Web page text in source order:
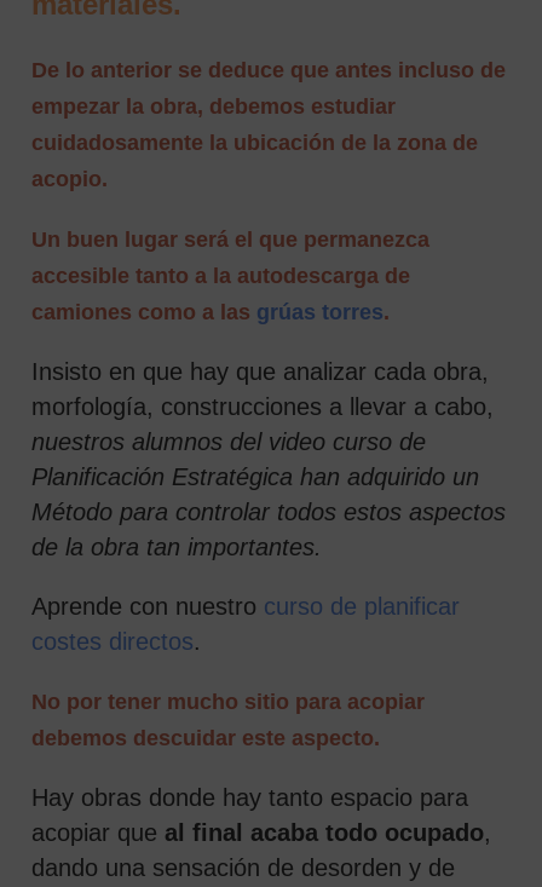
De lo anterior se deduce que antes incluso de
empezar la obra, debemos estudiar
cuidadosamente la ubicación de la zona de
acopio.
Un buen lugar será el que permanezca
accesible tanto a la autodescarga de
camiones como a las grúas torres.
Insisto en que hay que analizar cada obra,
morfología, construcciones a llevar a cabo,
nuestros alumnos del video curso de
Planificación Estratégica han adquirido un
Método para controlar todos estos aspectos
de la obra tan importantes.
Aprende con nuestro curso de planificar
costes directos.
No por tener mucho sitio para acopiar
debemos descuidar este aspecto.
Hay obras donde hay tanto espacio para
acopiar que al final acaba todo ocupado,
dando una sensación de desorden y de